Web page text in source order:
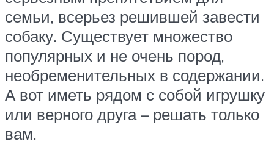
семьи, всерьез решившей завести
собаку. Существует множество
популярных и не очень пород,
необременительных в содержании.
А вот иметь рядом с собой игрушку
или верного друга – решать только
вам.